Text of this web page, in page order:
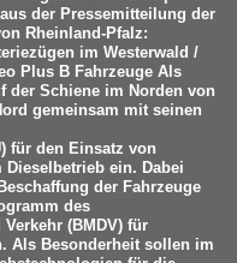
der Pressemitteilung der
Rheinland-Pfalz:
im Westerwald /
Plus B Fahrzeuge Als
der Schiene im Norden von
gemeinsam mit seinen
für den Einsatz von
ein. Dabei
der Fahrzeuge
des
(BMDV) für
Als Besonderheit sollen im